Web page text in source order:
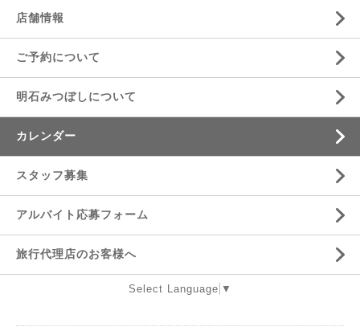
店舗情報
ご予約について
明石みつぼしについて
カレンダー
スタッフ募集
アルバイト応募フォーム
旅行代理店のお客様へ
Select Language ▼